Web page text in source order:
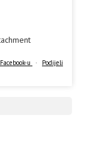
u · Podijeli